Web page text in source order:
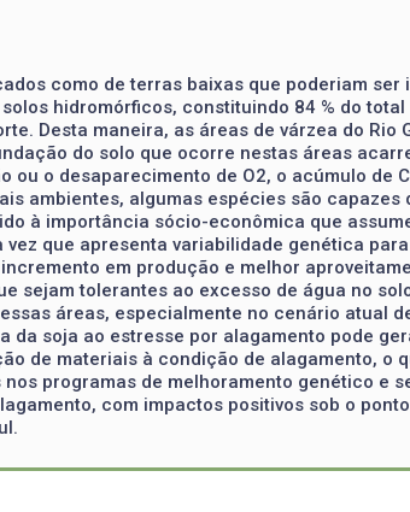
como de terras baixas que poderiam
hidromórficos, constituindo 84 % do
Desta maneira, as áreas de várzea do Rio
do solo que ocorre nestas áreas
o desaparecimento de O2, o acúmulo de
ambientes, algumas espécies são
à importância sócio-econômica que
que apresenta variabilidade genética
em produção e melhor
sejam tolerantes ao excesso de água no
áreas, especialmente no cenário atual
soja ao estresse por alagamento pode
de materiais à condição de alagamento, o
programas de melhoramento genético e
com impactos positivos sob o